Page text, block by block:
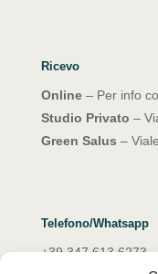
Ricevo
Online– Per info
Studio Privato –
Green Salus –
Telefono/Whatsapp
+39 347 613 6273